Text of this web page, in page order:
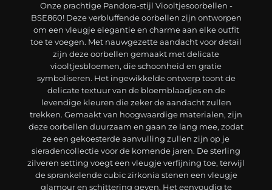
Onze prachtige Pandora-stijl Viooltjesoorbellen -
BSE860! Deze verbluffende oorbellen zijn ontworpen
om een vleugje elegantie en charme aan elke outfit
toe te voegen. Met nauwgezette aandacht voor detail
zijn deze oorbellen gemaakt met delicate
viooltjesbloemen, die schoonheid en gratie
symboliseren. Het ingewikkelde ontwerp toont de
delicate textuur van de bloemblaadjes en de
levendige kleuren die zeker de aandacht zullen
trekken. Gemaakt van hoogwaardige materialen, zijn
deze oorbellen duurzaam en gaan ze lang mee, zodat
ze een gekoesterde aanvulling zullen zijn op je
sieradencollectie voor de komende jaren. De sterling
zilveren setting voegt een vleugje verfijning toe, terwijl
de sprankelende cubic zirkonia stenen een vleugje
glamour en schittering geven. Het eenvoudig te